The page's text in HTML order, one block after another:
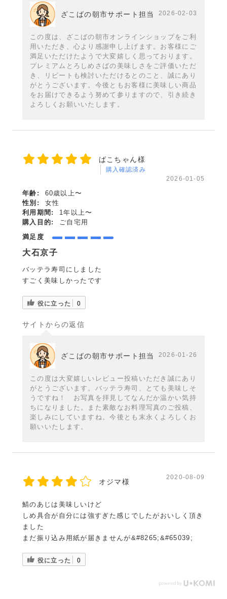
ざこばの朝市サポート担当 2026-02-03
この度は、ざこばの朝市オンラインショップをご利
用いただき、心より感謝申し上げます。お客様にご
満足いただけたようで大変嬉しく思っております。
プレミアムとろしめさばの美味しさをご評価いただ
き、リピートも検討いただけるとのこと、誠にあり
がとうございます。今後ともお客様に美味しい商品
をお届けできるよう努めて参りますので、引き続き
よろしくお願いいたします。
ばこちゃん様
購入確認済み
2026-01-05
年齢:
60歳以上〜
性別:
女性
利用期間:
1年以上〜
購入目的:
ご自宅用
満足度
大石京子
バッテラ寿司にしました
すごく美味しかったです
役に立った 0
サイトからの返信
ざこばの朝市サポート担当 2026-01-26
この度は大変嬉しいレビュー投稿いただき誠にあり
がとうございます。バッテラ寿司、とても美味しそ
うですね！ お写真を拝見してなんだか温かい気持
ちになりました。また素敵なお料理写真のご投稿、
楽しみにしていますね。今後とも末永くよろしくお
願いいたします。
オジマ様
2020-08-09
鯖のあじは美味しいけど
しめ具合が自分には強すぎた感じでしたがおいしく頂き
ました
まだ振り込み用紙が届きませんが&#8265;&#65039;
役に立った 0